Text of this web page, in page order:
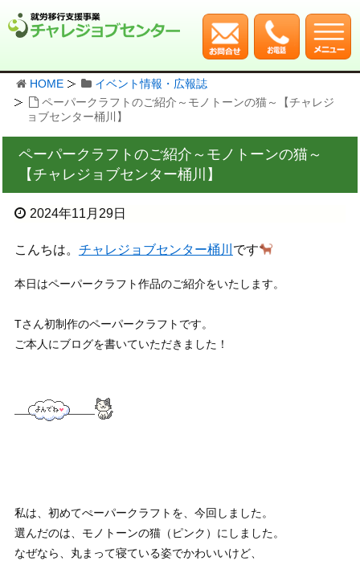
HOME
イベント情報・広報誌
ペーパークラフトのご紹介～モノトーンの猫～【チャレジ
ョブセンター桶川】
ペーパークラフトのご紹介～モノトーンの猫～
【チャレジョブセンター桶川】
2024年11月29日
こんちは。 チャレジョブセンター桶川 です
本日はペーパークラフト作品のご紹介をいたします。
Tさん初制作のペーパークラフトです。
ご本人にブログを書いていただきました！
私は、初めてぺーパークラフトを、今回しました。
選んだのは、モノトーンの猫（ピンク）にしました。
なぜなら、丸まって寝ている姿でかわいいけど、